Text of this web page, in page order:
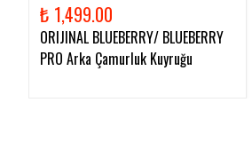
₺ 1,499.00
ORIJINAL BLUEBERRY/ BLUEBERRY
PRO Arka Çamurluk Kuyruğu